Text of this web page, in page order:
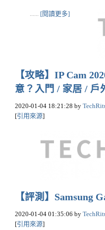
...... [閱讀更多]
【攻略】IP Cam
意？入門 / 家居 / 戶
2020-01-04 18:21:28 by
[引用來源]
【評測】Samsung
2020-01-04 01:35:06 by
[引用來源]